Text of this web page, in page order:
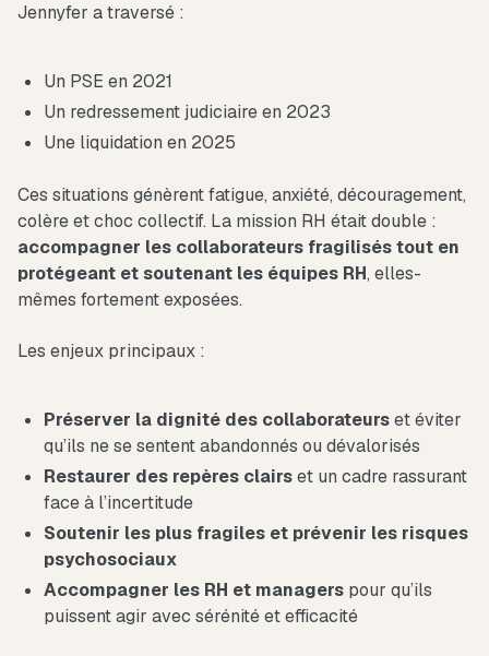
Jennyfer a traversé :
Un PSE en 2021
Un redressement judiciaire en 2023
Une liquidation en 2025
Ces situations génèrent fatigue, anxiété, découragement,
colère et choc collectif. La mission RH était double :
accompagner les collaborateurs fragilisés tout en
protégeant et soutenant les équipes RH, elles-
mêmes fortement exposées.
Les enjeux principaux :
Préserver la dignité des collaborateurset éviter
qu’ils ne se sentent abandonnés ou dévalorisés
Restaurer des repères clairset un cadre rassurant
face à l’incertitude
Soutenir les plus fragiles et prévenir les risques
psychosociaux
Accompagner les RH et managers pour qu’ils
puissent agir avec sérénité et efficacité